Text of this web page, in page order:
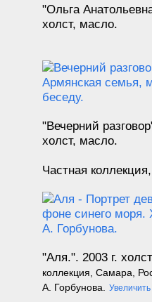
"Ольга
холст, масло.
"Вечерний
холст, масло.
Частная
"Аля.". 2003 г.
коллекция, Самара,
А. Горбунова. Увеличить